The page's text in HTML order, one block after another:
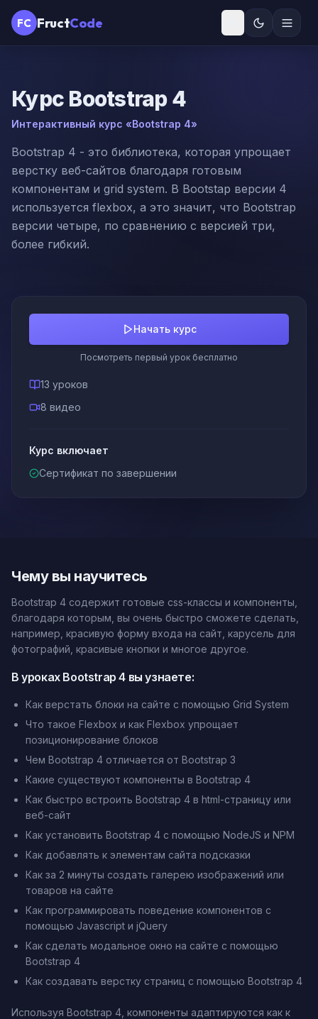
FC FructCode
Курс Bootstrap 4
Интерактивный курс «Bootstrap 4»
Bootstrap 4 - это библиотека, которая упрощает
верстку веб-сайтов благодаря готовым
компонентам и grid system. В Bootstap версии 4
используется flexbox, а это значит, что Bootstrap
версии четыре, по сравнению с версией три,
более гибкий.
Начать курс
Посмотреть первый урок бесплатно
13 уроков
8 видео
Курс включает
Сертификат по завершении
Чему вы научитесь
Bootstrap 4 содержит готовые css-классы и компоненты,
благодаря которым, вы очень быстро сможете сделать,
например, красивую форму входа на сайт, карусель для
фотографий, красивые кнопки и многое другое.
В уроках Bootstrap 4 вы узнаете:
Как верстать блоки на сайте с помощью Grid System
Что такое Flexbox и как Flexbox упрощает
позиционирование блоков
Чем Bootstrap 4 отличается от Bootstrap 3
Какие существуют компоненты в Bootstrap 4
Как быстро встроить Bootstrap 4 в html-страницу или
веб-сайт
Как установить Bootstrap 4 с помощью NodeJS и NPM
Как добавлять к элементам сайта подсказки
Как за 2 минуты создать галерею изображений или
товаров на сайте
Как программировать поведение компонентов с
помощью Javascript и jQuery
Как сделать модальное окно на сайте с помощью
Bootstrap 4
Как создавать верстку страниц с помощью Bootstrap 4
Используя Bootstrap 4, компоненты адаптируются как к